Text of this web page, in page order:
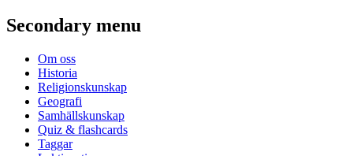
Secondary menu
Om oss
Historia
Religionskunskap
Geografi
Samhällskunskap
Quiz & flashcards
Taggar